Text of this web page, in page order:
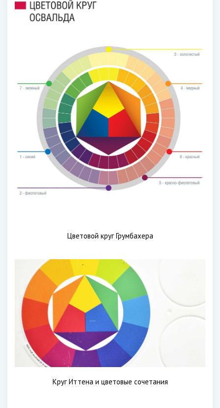
Цветовой круг Грумбахера
Круг Иттена и цветовые сочетания